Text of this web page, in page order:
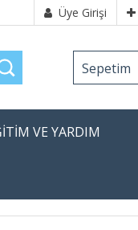
Üye Girişi
Sepetim
VE YARDIM